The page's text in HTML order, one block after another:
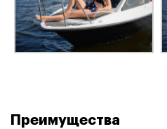
Преимущества